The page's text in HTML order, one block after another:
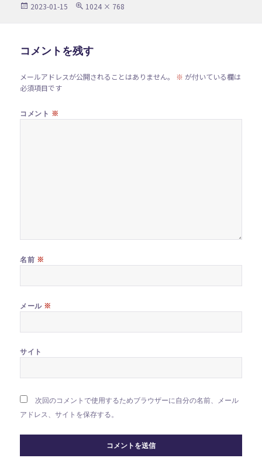
投
2023-01-15
フ
ズ
1024 × 768
コメントを残す
メールアドレスが公開されることはありません。 ※ が付いている欄は
必須項目です
コメント ※
名前 ※
メール ※
サイト
次回のコメントで使用するためブラウザーに自分の名前、メール
アドレス、サイトを保存する。